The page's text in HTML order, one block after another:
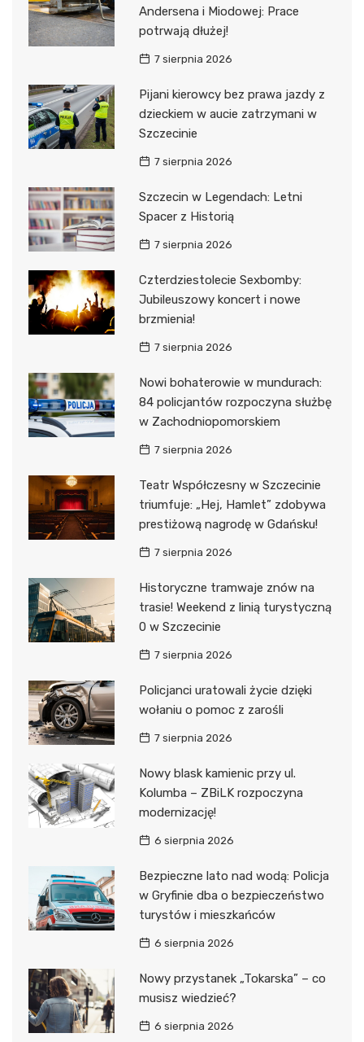
Andersena i Miodowej: Prace
potrwają dłużej!
7 sierpnia 2026
Pijani kierowcy bez prawa jazdy z
dzieckiem w aucie zatrzymani w
Szczecinie
7 sierpnia 2026
Szczecin w Legendach: Letni
Spacer z Historią
7 sierpnia 2026
Czterdziestolecie Sexbomby:
Jubileuszowy koncert i nowe
brzmienia!
7 sierpnia 2026
Nowi bohaterowie w mundurach:
84 policjantów rozpoczyna służbę
w Zachodniopomorskiem
7 sierpnia 2026
Teatr Współczesny w Szczecinie
triumfuje: „Hej, Hamlet” zdobywa
prestiżową nagrodę w Gdańsku!
7 sierpnia 2026
Historyczne tramwaje znów na
trasie! Weekend z linią turystyczną
0 w Szczecinie
7 sierpnia 2026
Policjanci uratowali życie dzięki
wołaniu o pomoc z zarośli
7 sierpnia 2026
Nowy blask kamienic przy ul.
Kolumba – ZBiLK rozpoczyna
modernizację!
6 sierpnia 2026
Bezpieczne lato nad wodą: Policja
w Gryfinie dba o bezpieczeństwo
turystów i mieszkańców
6 sierpnia 2026
Nowy przystanek „Tokarska” – co
musisz wiedzieć?
6 sierpnia 2026